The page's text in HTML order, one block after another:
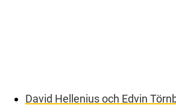
David Hellenius och Edvin